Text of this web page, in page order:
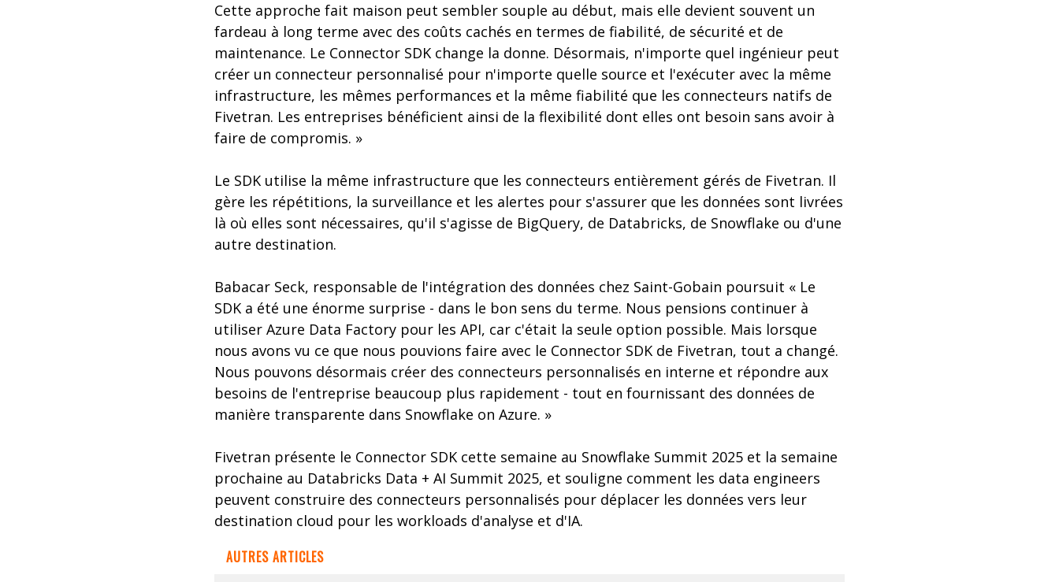
Cette approche fait maison peut sembler souple au début, mais elle devient souvent un
fardeau à long terme avec des coûts cachés en termes de fiabilité, de sécurité et de
maintenance. Le Connector SDK change la donne. Désormais, n'importe quel ingénieur peut
créer un connecteur personnalisé pour n'importe quelle source et l'exécuter avec la même
infrastructure, les mêmes performances et la même fiabilité que les connecteurs natifs de
Fivetran. Les entreprises bénéficient ainsi de la flexibilité dont elles ont besoin sans avoir à
faire de compromis. »
Le SDK utilise la même infrastructure que les connecteurs entièrement gérés de Fivetran. Il
gère les répétitions, la surveillance et les alertes pour s'assurer que les données sont livrées
là où elles sont nécessaires, qu'il s'agisse de BigQuery, de Databricks, de Snowflake ou d'une
autre destination.
Babacar Seck, responsable de l'intégration des données chez Saint-Gobain poursuit « Le
SDK a été une énorme surprise - dans le bon sens du terme. Nous pensions continuer à
utiliser Azure Data Factory pour les API, car c'était la seule option possible. Mais lorsque
nous avons vu ce que nous pouvions faire avec le Connector SDK de Fivetran, tout a changé.
Nous pouvons désormais créer des connecteurs personnalisés en interne et répondre aux
besoins de l'entreprise beaucoup plus rapidement - tout en fournissant des données de
manière transparente dans Snowflake on Azure. »
Fivetran présente le Connector SDK cette semaine au Snowflake Summit 2025 et la semaine
prochaine au Databricks Data + AI Summit 2025, et souligne comment les data engineers
peuvent construire des connecteurs personnalisés pour déplacer les données vers leur
destination cloud pour les workloads d'analyse et d'IA.
AUTRES ARTICLES